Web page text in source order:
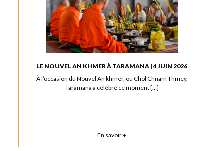
LE NOUVEL AN KHMER À TARAMANA | 4 JUIN 2026
À l’occasion du Nouvel An khmer, ou Chol Chnam Thmey,
Taramana a célébré ce moment […]
En savoir +